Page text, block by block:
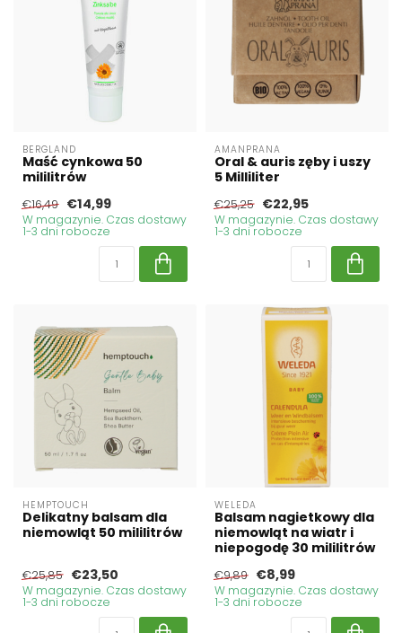
BERGLAND
Maść cynkowa 50
mililitrów
€16,49 €14,99
W magazynie. Czas dostawy
1-3 dni robocze
AMANPRANA
Oral & auris zęby i uszy
5 Milliliter
€25,25 €22,95
W magazynie. Czas dostawy
1-3 dni robocze
HEMPTOUCH
Delikatny balsam dla
niemowląt 50 mililitrów
€25,85 €23,50
W magazynie. Czas dostawy
1-3 dni robocze
WELEDA
Balsam nagietkowy dla
niemowląt na wiatr i
niepogodę 30 mililitrów
€9,89 €8,99
W magazynie. Czas dostawy
1-3 dni robocze